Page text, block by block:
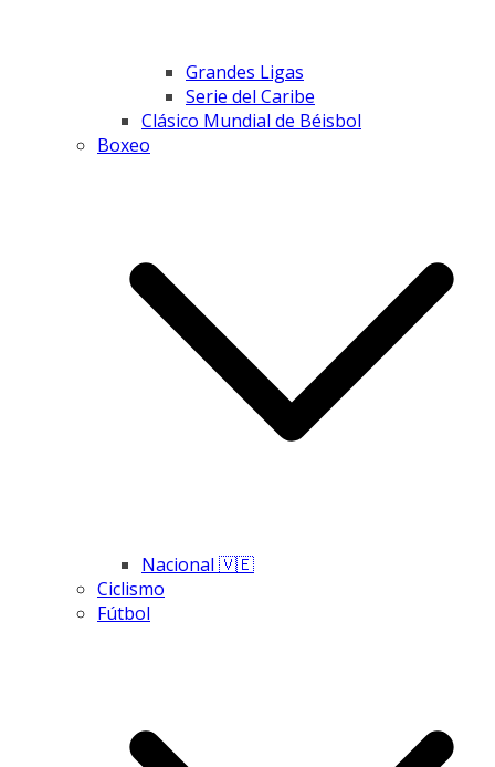
Grandes Ligas
Serie del Caribe
Clásico Mundial de Béisbol
Boxeo
Nacional 🇻🇪
Ciclismo
Fútbol